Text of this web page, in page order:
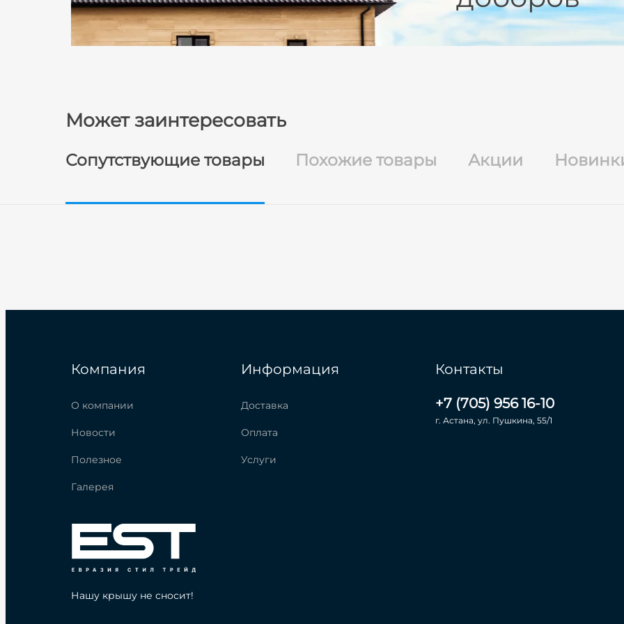
Может заинтересовать
Сопутствующие товары Похожие товары Акции
Компания
О компании
Новости
Полезное
Галерея
Информация
Доставка
Оплата
Услуги
Контакты
+7 (705) 956 16-10
г. Астана, ул. Пушкина, 55/1
Нашу крышу не сносит!